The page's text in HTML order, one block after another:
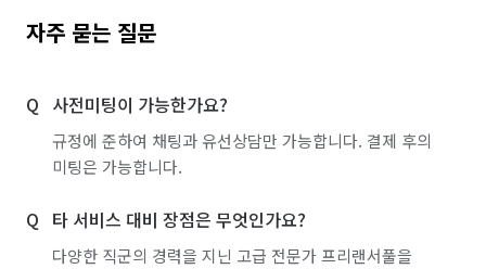
자주 묻는 질문
사전미팅이 가능한가요?
규정에 준하여 채팅과 유선상담만 가능합니다. 결제 후의
미팅은 가능합니다.
타 서비스 대비 장점은 무엇인가요?
다양한 직군의 경력을 지닌 고급 전문가 프리랜서풀을